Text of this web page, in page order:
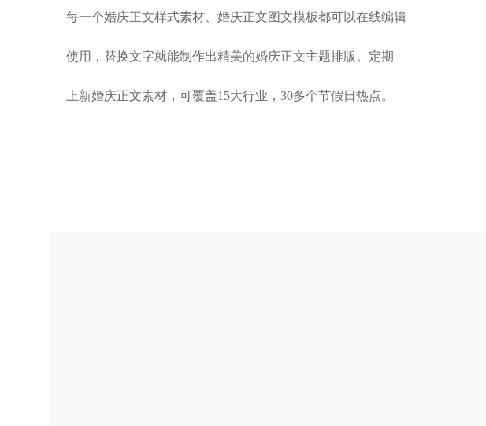
每一个婚庆正文样式素材、婚庆正文图文模板都可以在线编辑
使用，替换文字就能制作出精美的婚庆正文主题排版。定期
上新婚庆正文素材，可覆盖15大行业，30多个节假日热点。